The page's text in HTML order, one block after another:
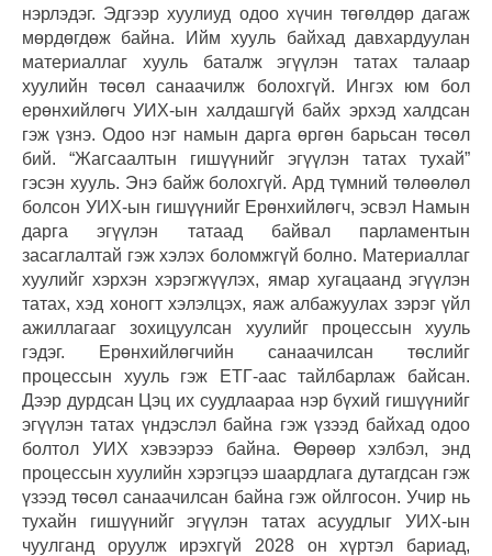
нэрлэдэг. Эдгээр хуулиуд одоо хүчин төгөлдөр дагаж
мөрдөгдөж байна. Ийм хууль байхад давхардуулан
материаллаг хууль баталж эгүүлэн татах талаар
хуулийн төсөл санаачилж болохгүй. Ингэх юм бол
ерөнхийлөгч УИХ-ын халдашгүй байх эрхэд халдсан
гэж үзнэ. Одоо нэг намын дарга өргөн барьсан төсөл
бий. “Жагсаалтын гишүүнийг эгүүлэн татах тухай”
гэсэн хууль. Энэ байж болохгүй. Ард түмний төлөөлөл
болсон УИХ-ын гишүүнийг Ерөнхийлөгч, эсвэл Намын
дарга эгүүлэн татаад байвал парламентын
засаглалтай гэж хэлэх боломжгүй болно. Материаллаг
хуулийг хэрхэн хэрэгжүүлэх, ямар хугацаанд эгүүлэн
татах, хэд хоногт хэлэлцэх, яаж албажуулах зэрэг үйл
ажиллагааг зохицуулсан хуулийг процессын хууль
гэдэг. Ерөнхийлөгчийн санаачилсан төслийг
процессын хууль гэж ЕТГ-аас тайлбарлаж байсан.
Дээр дурдсан Цэц их суудлаараа нэр бүхий гишүүнийг
эгүүлэн татах үндэслэл байна гэж үзээд байхад одоо
болтол УИХ хэвээрээ байна. Өөрөөр хэлбэл, энд
процессын хуулийн хэрэгцээ шаардлага дутагдсан гэж
үзээд төсөл санаачилсан байна гэж ойлгосон. Учир нь
тухайн гишүүнийг эгүүлэн татах асуудлыг УИХ-ын
чуулганд оруулж ирэхгүй 2028 он хүртэл бариад,